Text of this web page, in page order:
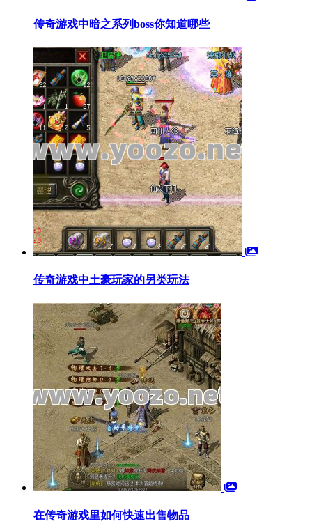
传奇游戏中暗之系列boss你知道哪些
传奇游戏中土豪玩家的另类玩法
在传奇游戏里如何快速出售物品